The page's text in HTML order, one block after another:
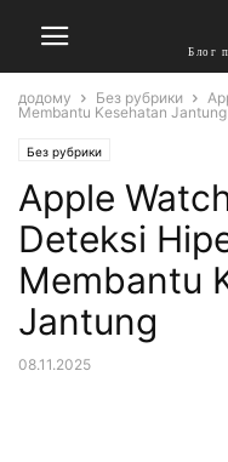
Блог
додому Без рубрики
Membantu Kesehatan Jantung
Без рубрики
Apple
Deteksi
Membantu
Jantung
08.11.2025